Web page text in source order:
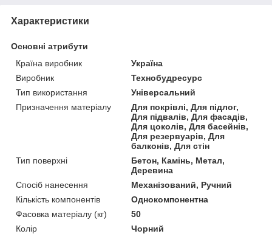
Характеристики
Основні атрибути
Країна виробник
Україна
Виробник
Технобудресурс
Тип використання
Універсальний
Призначення матеріалу
Для покрівлі, Для підлог,
Для підвалів, Для фасадів,
Для цоколів, Для басейнів,
Для резервуарів, Для
балконів, Для стін
Тип поверхні
Бетон, Камінь, Метал,
Деревина
Спосіб нанесення
Механізований, Ручний
Кількість компонентів
Однокомпонентна
Фасовка матеріалу (кг)
50
Колір
Чорний